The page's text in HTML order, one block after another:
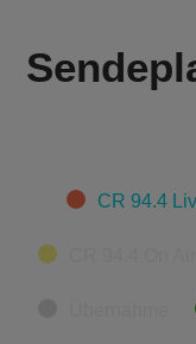
CategoriesCR 94.4